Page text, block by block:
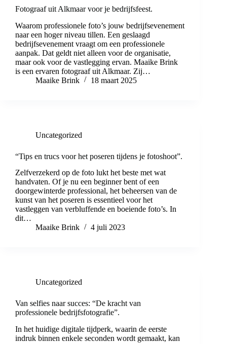
Fotograaf uit Alkmaar voor je bedrijfsfeest.
Waarom professionele foto’s jouw bedrijfsevenement
naar een hoger niveau tillen. Een geslaagd
bedrijfsevenement vraagt om een professionele
aanpak. Dat geldt niet alleen voor de organisatie,
maar ook voor de vastlegging ervan. Maaike Brink
is een ervaren fotograaf uit Alkmaar. Zij…
Maaike Brink
18 maart 2025
Uncategorized
“Tips en trucs voor het poseren tijdens je fotoshoot”.
Zelfverzekerd op de foto lukt het beste met wat
handvaten. Of je nu een beginner bent of een
doorgewinterde professional, het beheersen van de
kunst van het poseren is essentieel voor het
vastleggen van verbluffende en boeiende foto’s. In
dit…
Maaike Brink
4 juli 2023
Uncategorized
Van selfies naar succes: “De kracht van
professionele bedrijfsfotografie”.
In het huidige digitale tijdperk, waarin de eerste
indruk binnen enkele seconden wordt gemaakt, kan